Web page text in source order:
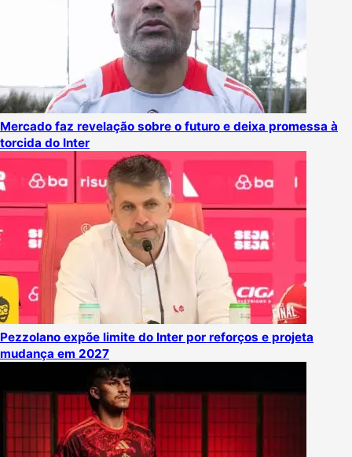
Mercado faz revelação sobre o futuro e deixa promessa à
torcida do Inter
Pezzolano expõe limite do Inter por reforços e projeta
mudança em 2027